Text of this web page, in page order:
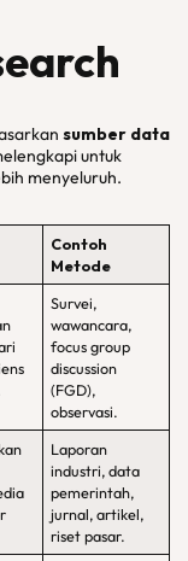
sumber data
untuk
menyeluruh.
Contoh
Metode
Survei,
wawancara,
focus group
discussion
(FGD),
observasi.
Laporan
industri, data
pemerintah,
jurnal, artikel,
riset pasar.